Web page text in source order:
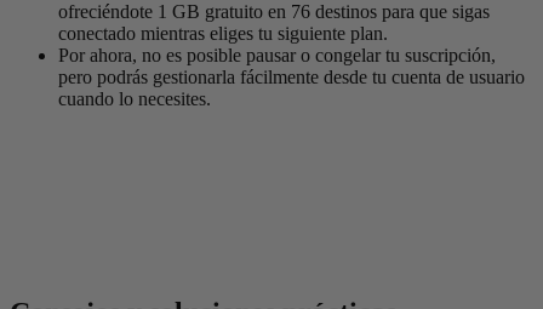
ofreciéndote 1 GB gratuito en 76 destinos para que sigas
conectado mientras eliges tu siguiente plan.
Por ahora, no es posible pausar o congelar tu suscripción,
pero podrás gestionarla fácilmente desde tu cuenta de usuario
cuando lo necesites.